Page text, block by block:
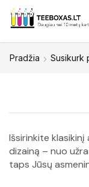
Pradžia Susikurk
Išsirinkite
dizainą – nuo
taps Jūsų